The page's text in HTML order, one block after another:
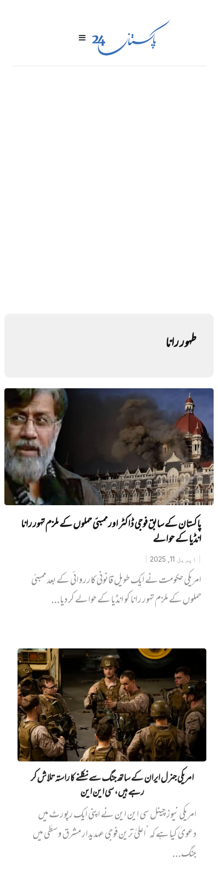
طہور رانا
پاکستان کے سابق فوجی ڈاکٹر اور ممبئی حملوں کے ملزم تہور رانا
انڈیا کے حوالے
اپریل 11, 2025
امریکی حکومت نے ایک طویل قانونی کارروائی کے بعد ممبئی
حملوں کے ملزم تہور رانا کو انڈیا کے حوالے کر دیا...
امریکی جنرل ایران کے ساتھ جنگ سے نکلنے کا راستہ تلاش کر
رہے ہیں، سی این این
امریکی نیوز چینل سی این این نے اپنی ایک رپورٹ میں‌
دعویٰ کیا ہے کہ ’اعلیٰ ترین فوجی عہدیدار مشرق وسطٰی میں
جنگ...